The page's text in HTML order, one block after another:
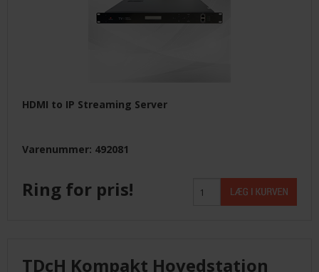
HDMI to IP Streaming Server
Varenummer: 492081
Ring for pris!
TDcH Kompakt Hovedstation